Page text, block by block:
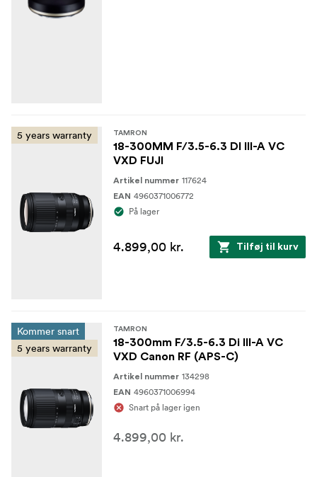
5 years warranty TAMRON
18-300MM F/3.5-6.3 DI III-A VC
VXD FUJI
Artikel nummer 117624
EAN 4960371006772
På lager
4.899,00 kr. Tilføj til kurv
Kommer snart
5 years warranty
TAMRON
18-300mm F/3.5-6.3 Di III-A VC
VXD Canon RF (APS-C)
Artikel nummer 134298
EAN 4960371006994
Snart på lager igen
4.899,00 kr.